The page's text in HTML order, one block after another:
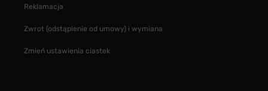
Reklamacja
Zwrot (odstąpienie od umowy) i wymiana
Zmień ustawienia ciastek